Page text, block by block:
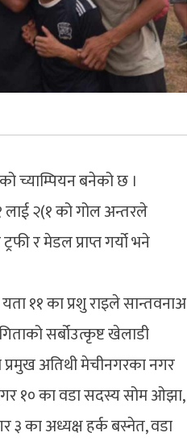
च्याम्पियन बनेको छ ।
लाई २(१ को गोल अन्तरले
र मेडल प्राप्त गर्यो भने
११ का प्रशु राइले सान्तवनाअ
सर्बोउत्कृष्ट खेलाडी
प्रमुख अतिथी मेचीनगरका नगर
१० का वडा सदस्य सोम ओझा,
३ का अध्यक्ष हर्क बस्नेत, वडा